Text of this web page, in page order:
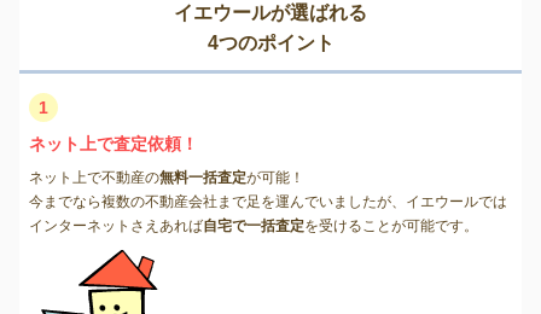
イエウールが選ばれる
4つのポイント
1
ネット上で査定依頼！
ネット上で不動産の無料一括査定が可能！
今までなら複数の不動産会社まで足を運んでいましたが、イエウールでは
インターネットさえあれば自宅で一括査定を受けることが可能です。